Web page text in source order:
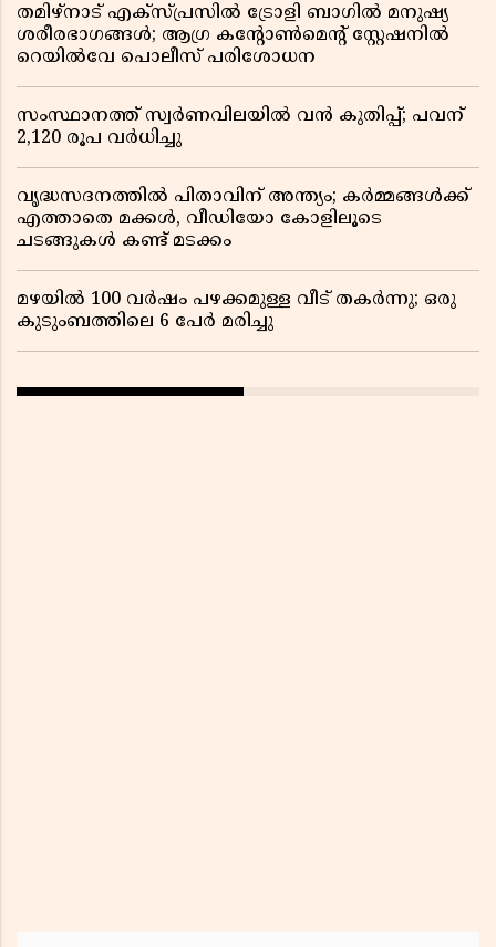
തമിഴ്‌നാട് എക്സ്പ്രസിൽ ട്രോളി ബാഗിൽ മനുഷ്യ
ശരീരഭാഗങ്ങൾ; ആഗ്ര കൻ്റോൺമെൻ്റ് സ്റ്റേഷനിൽ
റെയിൽവേ പൊലീസ് പരിശോധന
സംസ്ഥാനത്ത് സ്വര്‍ണവിലയില്‍ വന്‍ കുതിപ്പ്; പവന്
2,120 രൂപ വര്‍ധിച്ചു
വൃദ്ധസദനത്തിൽ പിതാവിന് അന്ത്യം; കർമ്മങ്ങൾക്ക്
എത്താതെ മക്കൾ, വീഡിയോ കോളിലൂടെ
ചടങ്ങുകൾ കണ്ട് മടക്കം
മഴയിൽ 100 വർഷം പഴക്കമുള്ള വീട് തകർന്നു; ഒരു
കുടുംബത്തിലെ 6 പേർ മരിച്ചു